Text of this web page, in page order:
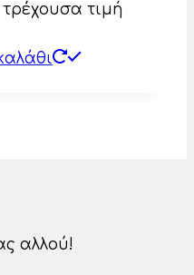
τιμή
αλλού!